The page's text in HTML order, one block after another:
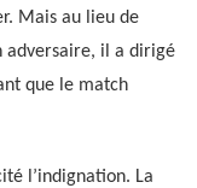
Mais au lieu de
adversaire, il a dirigé
que le match
l’indignation. La